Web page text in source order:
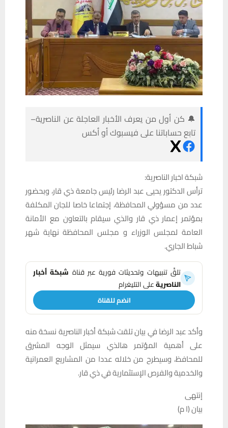
🔔 كن أول من يعرف الأخبار العاجلة عن الناصرية–
تابع حساباتنا على فيسبوك أو أكس
شبكة اخبار الناصرية:
ترأس الدكتور يحيى عبد الرضا رئيس جامعة ذي قار، وبحضور
عدد من مسؤولي المحافظة، إجتماعا خاصا للجان المكلفة
بمؤتمر إعمار ذي قار والذي سيقام بالتعاون مع الأمانة
العامة لمجلس الوزراء و مجلس المحافظة نهاية شهر
شباط الجاري.
تلقَّ تنبيهات وتحديثات فورية عبر قناة شبكة أخبار
الناصريةعلى التليغرام
انضم للقناة
وأكد عبد الرضا في بيان تلقت شبكة أخبار الناصرية نسخة منه
على أهمية المؤتمر هالذي سيمثل الوجه المشرق
للمحافظ، وسيطرح من خلاله عددا من المشاريع العمرانية
والخدمية والفرص الإستثمارية في ذي قار.
إنتهى
بيان (ا م)